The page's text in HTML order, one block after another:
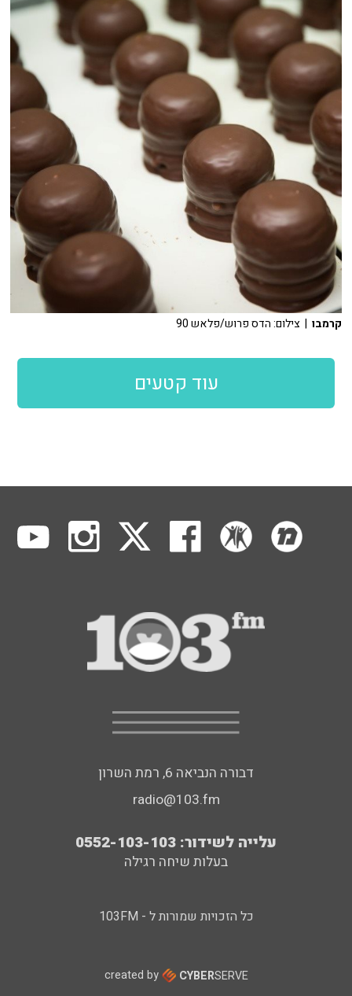
קרמבו | צילום: הדס פרוש/פלאש 90
עוד קטעים
דבורה הנביאה 6, רמת השרון
radio@103.fm
עלייה לשידור: 0552-103-103
בעלות שיחה רגילה
כל הזכויות שמורות ל - 103FM
created by CYBERSERVE